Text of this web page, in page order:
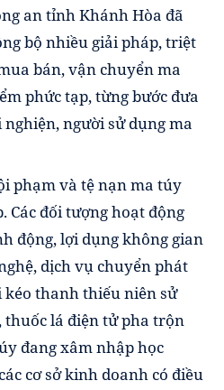
an tỉnh Khánh Hòa đã
bộ nhiều giải pháp, triệt
bán, vận chuyển ma
phức tạp, từng bước đưa
người sử dụng ma
phạm và tệ nạn ma túy
Các đối tượng hoạt động
động, lợi dụng không gian
dịch vụ chuyển phát
thanh thiếu niên sử
thuốc lá điện tử pha trộn
đang xâm nhập học
cơ sở kinh doanh có điều